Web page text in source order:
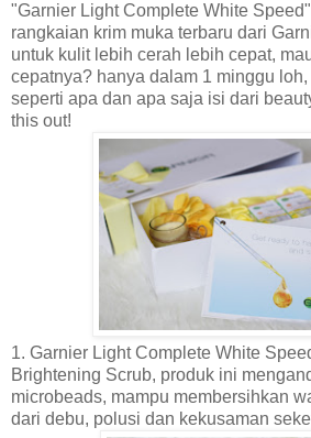
"Garnier Light Complete White
rangkaian krim muka terbaru dari
untuk kulit lebih cerah lebih cepat,
cepatnya? hanya dalam 1 minggu
seperti apa dan apa saja isi dari
this out!
1. Garnier Light Complete White
Brightening Scrub, produk ini
microbeads, mampu membersihkan
dari debu, polusi dan kekusaman